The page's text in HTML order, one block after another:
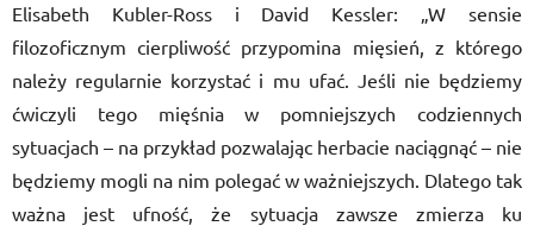
Elisabeth Kubler-Ross i David Kessler: „W sensie
filozoficznym cierpliwość przypomina mięsień, z którego
należy regularnie korzystać i mu ufać. Jeśli nie będziemy
ćwiczyli tego mięśnia w pomniejszych codziennych
sytuacjach – na przykład pozwalając herbacie naciągnąć – nie
będziemy mogli na nim polegać w ważniejszych. Dlatego tak
ważna jest ufność, że sytuacja zawsze zmierza ku